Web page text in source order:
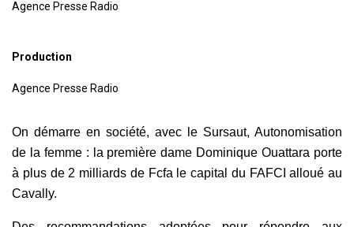
Agence Presse Radio
Production
Agence Presse Radio
On démarre en société, avec le Sursaut, Autonomisation
de la femme : la première dame Dominique Ouattara porte
à plus de 2 milliards de Fcfa le capital du FAFCI alloué au
Cavally.